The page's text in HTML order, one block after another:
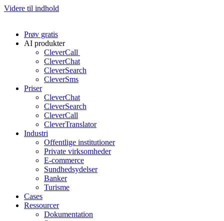
Videre til indhold
Prøv gratis
AI produkter
CleverCall
CleverChat
CleverSearch
CleverSms
Priser
CleverChat
CleverSearch
CleverCall
CleverTranslator
Industri
Offentlige institutioner
Private virksomheder
E-commerce
Sundhedsydelser
Banker
Turisme
Cases
Ressourcer
Dokumentation